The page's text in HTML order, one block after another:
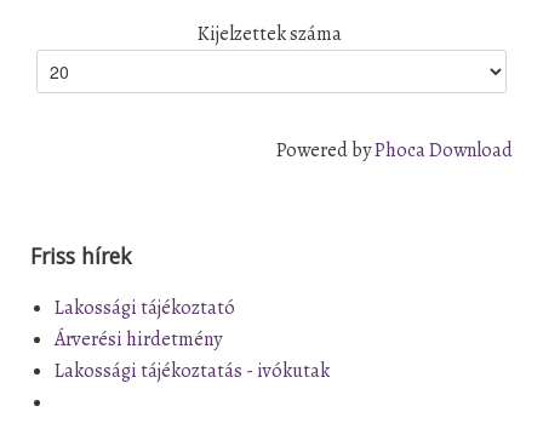
Kijelzettek száma
Powered byPhoca Download
Friss hírek
Lakossági tájékoztató
Árverési hirdetmény
Lakossági tájékoztatás - ivókutak